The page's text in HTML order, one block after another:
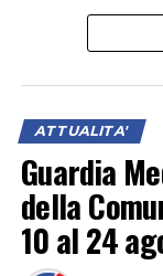
ATTUALITA'
Guardia
della
10 al 24